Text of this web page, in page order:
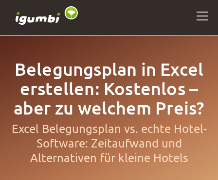
Belegungsplan in Excel
erstellen: Kostenlos –
aber zu welchem Preis?
Excel Belegungsplan vs. echte Hotel-
Software: Zeitaufwand und
Alternativen für kleine Hotels